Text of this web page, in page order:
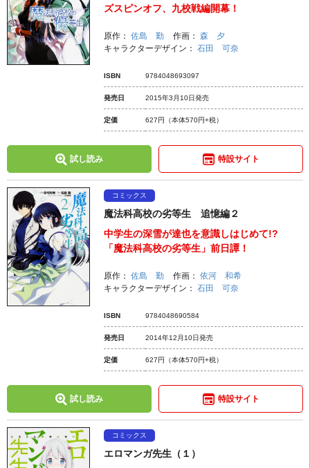
ズスピンオフ、九校戦編開幕！
原作： 佐島 勤 作画： 森 夕
キャラクターデザイン： 石田 可奈
ISBN 9784048693097
発売日 2015年3月10日発売
定価 627円 （本体570円+税）
試し読み 特設サイト
コミックス
魔法科高校の劣等生 追憶編２
中学生の深雪が達也を意識しはじめて!?
「魔法科高校の劣等生」前日譚！
原作： 佐島 勤 作画： 依河 和希
キャラクターデザイン： 石田 可奈
ISBN 9784048690584
発売日 2014年12月10日発売
定価 627円 （本体570円+税）
試し読み 特設サイト
コミックス
エロマンガ先生（１）